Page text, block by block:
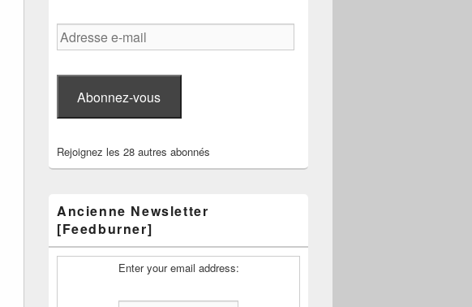
Adresse
e-
Abonnez-vous
Rejoignez les 28 autres abonnés
Ancienne Newsletter
[Feedburner]
Enter your email address: